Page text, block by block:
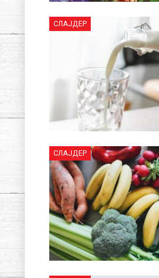
СЛАЈДЕР
СЛАЈДЕР